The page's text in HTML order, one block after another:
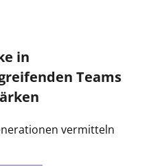
in
Teams
vermitteln